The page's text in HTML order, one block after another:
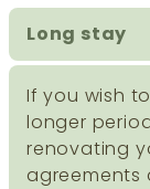
Long stay
If you wish
longer
renovating
agreements